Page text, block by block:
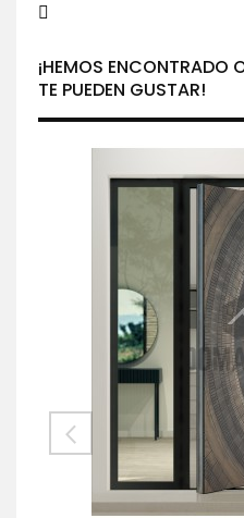
¡HEMOS ENCONTRADO
TE PUEDEN GUSTAR!